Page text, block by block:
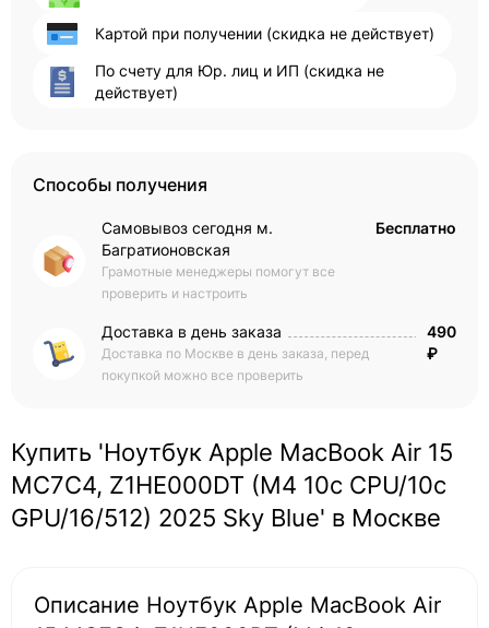
Картой при получении (скидка не действует)
По счету для Юр. лиц и ИП (скидка не
действует)
Способы получения
Самовывоз сегодня м.
Багратионовская
Грамотные менеджеры помогут все
проверить и настроить
Бесплатно
Доставка в день заказа
Доставка по Москве в день заказа, перед
покупкой можно все проверить
490
₽
Купить 'Ноутбук Apple MacBook Air 15
MC7C4, Z1HE000DT (M4 10c CPU/10c
GPU/16/512) 2025 Sky Blue' в Москве
Описание Ноутбук Apple MacBook Air